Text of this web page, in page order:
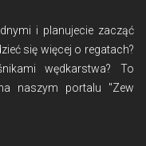
i planujecie zacząć
się więcej o regatach?
wędkarstwa? To
naszym portalu "Zew